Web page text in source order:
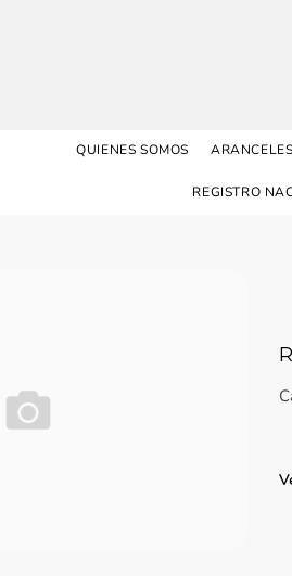
QUIENES SOMOS ARANCELES
REGISTRO